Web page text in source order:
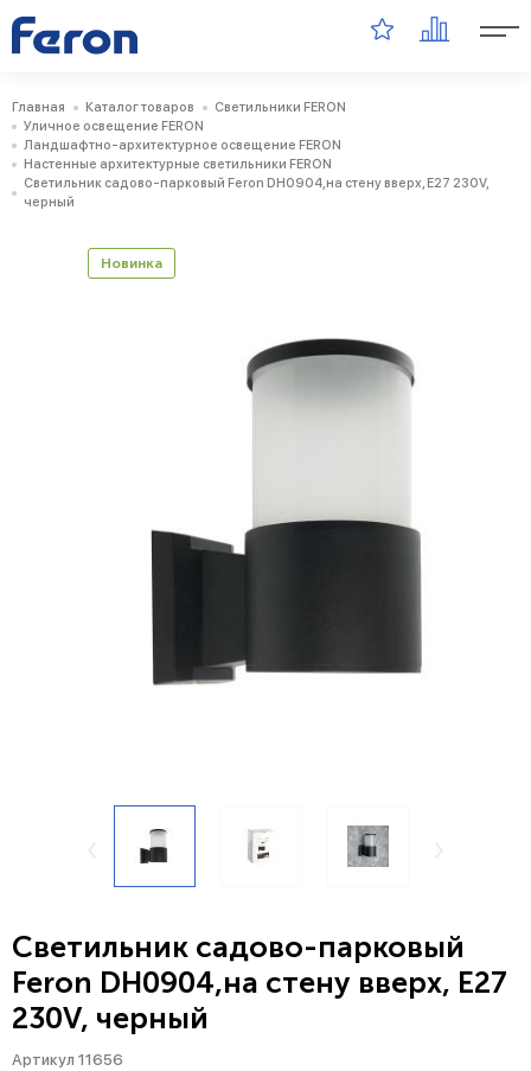
Главная Каталог товаров
Светильники FERON
Уличное освещение FERON
Ландшафтно-архитектурное освещение FERON
Настенные архитектурные светильники FERON
Светильник садово-парковый Feron DH0904,на стену вверх, E27 230V,
черный
Новинка
Светильник садово-парковый
Feron DH0904,на стену вверх, E27
230V, черный
Артикул 11656